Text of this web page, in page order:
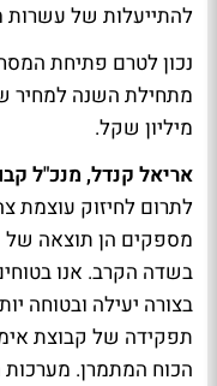
להתייעלות של עשרות
מיליון שקל.
אריאל קנדל, מנכ"ל
לתרום לחיזוק עוצמת
מספקים הן תוצאה של
בשדה הקרב. אנו
בצורה יעילה
תפקידה של קבוצת
הכוח המתמרן.